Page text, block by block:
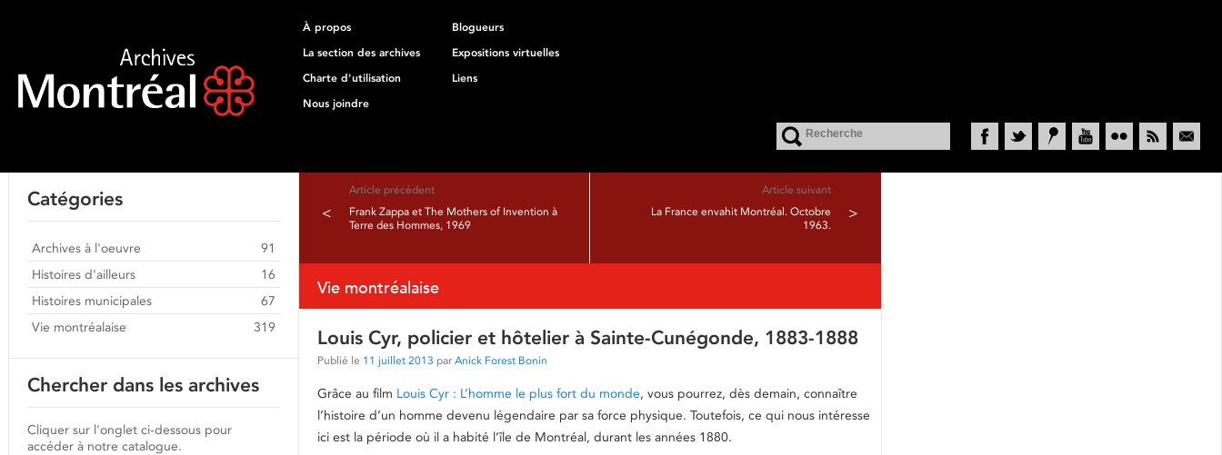
À propos
Blogueurs
La section des archives
Expositions virtuelles
Charte d'utilisation
Liens
Nous joindre
Article précédent
<
Frank Zappa et The Mothers of Invention à
Terre des Hommes, 1969
Article suivant
La France envahit Montréal. Octobre
1963.
>
Vie montréalaise
Louis Cyr, policier et hôtelier à Sainte-Cunégonde, 1883-1888
Publié le 11 juillet 2013 par Anick Forest Bonin
Grâce au film Louis Cyr : L’homme le plus fort du monde, vous pourrez, dès demain, connaître
l’histoire d’un homme devenu légendaire par sa force physique. Toutefois, ce qui nous intéresse
ici est la période où il a habité l’île de Montréal, durant les années 1880.
Catégories
Archives à l'oeuvre
91
Histoires d'ailleurs
16
Histoires municipales
67
Vie montréalaise
319
Chercher dans les archives
Cliquer sur l'onglet ci-dessous pour
accéder à notre catalogue.